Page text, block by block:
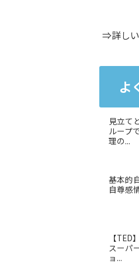
⇒詳し
よ
見立て
ループ
理の...
基本的
自尊感
【
スーパ
ョ...